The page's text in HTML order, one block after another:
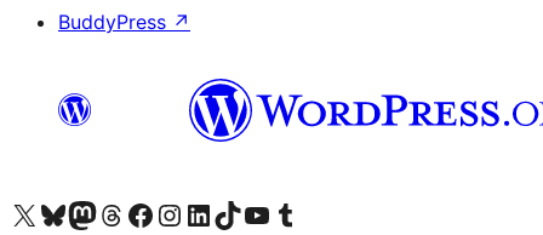
BuddyPress ↗
Visita nuestra cuenta de X (anteriormente Twitter)
Visita nuestra cuenta de Bluesky
Visita nuestra cuenta de Mastodon
Visita nuestra cuenta de Threads
Visita nuestra página de Facebook
Visita nuestra cuenta de Instagram
Visita nuestra cuenta de LinkedIn
Visita nuestra cuenta de TikTok
Visita nuestro canal de YouTube
Visita nuestra cuenta de Tumblr